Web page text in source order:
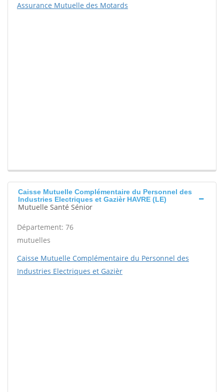
Assurance Mutuelle des Motards
Caisse Mutuelle Complémentaire du Personnel des
Industries Electriques et Gazièr HAVRE (LE)
Mutuelle Santé Sénior
Département: 76
mutuelles
Caisse Mutuelle Complémentaire du Personnel des
Industries Electriques et Gazièr